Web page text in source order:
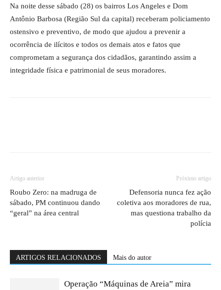
Na noite desse sábado (28) os bairros Los Angeles e Dom
Antônio Barbosa (Região Sul da capital) receberam policiamento
ostensivo e preventivo, de modo que ajudou a prevenir a
ocorrência de ilícitos e todos os demais atos e fatos que
comprometam a segurança dos cidadãos, garantindo assim a
integridade física e patrimonial de seus moradores.
Artigo anterior
Roubo Zero: na madruga de
sábado, PM continuou dando
“geral” na área central
Próximo artigo
Defensoria nunca fez ação
coletiva aos moradores de rua,
mas questiona trabalho da
polícia
ARTIGOS RELACIONADOS Mais do autor
Operação “Máquinas de Areia” mira